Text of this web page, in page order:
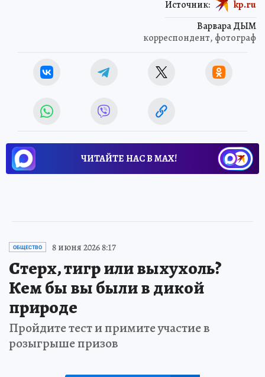
Варвара ДЫМ
корреспондент, фотограф
Источник: kp.ru
ЧИТАЙТЕ НАС В МАХ!
ОБЩЕСТВО 8 июня 2026 8:17
Стерх, тигр или выхухоль?
Кем бы вы были в дикой
природе
Пройдите тест и примите участие в
розыгрыше призов